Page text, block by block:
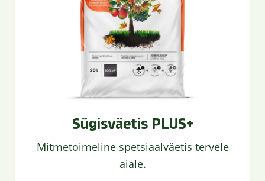
Sügisväetis PLUS+
Mitmetoimeline spetsiaalväetis tervele
aiale.